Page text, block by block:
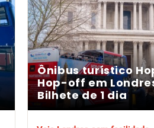
Ônibus turístico
Hop-off em
Bilhete de 1 dia